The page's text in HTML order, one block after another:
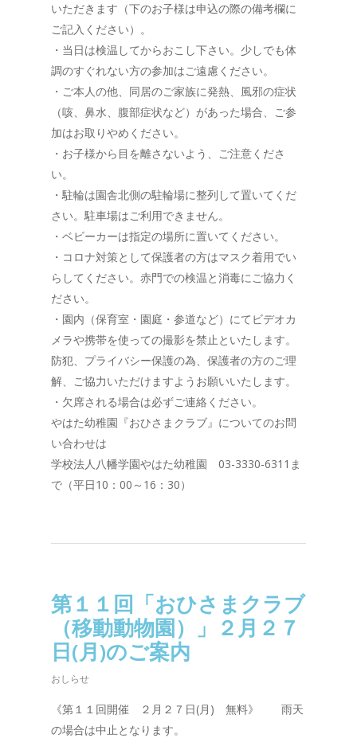
いただきます（下のお子様は申込の際の備考欄に
ご記入ください）。
・当日は検温してからおこし下さい。少しでも体
調のすぐれない方の参加はご遠慮ください。
・ご本人の他、同居のご家族に発熱、風邪の症状
（咳、鼻水、腹部症状など）があった場合、ご参
加はお取りやめください。
・お子様から目を離さないよう、ご注意くださ
い。
・駐輪は園舎北側の駐輪場に整列して置いてくだ
さい。駐車場はご利用できません。
・ベビーカーは指定の場所に置いてください。
・コロナ対策として保護者の方はマスク着用でい
らしてください。赤門での検温と消毒にご協力く
ださい。
・園内（保育室・園庭・参道など）にてビデオカ
メラや携帯を使っての撮影を禁止といたします。
防犯、プライバシー保護の為、保護者の方のご理
解、ご協力いただけますようお願いいたします。
・欠席される場合は必ずご連絡ください。
やはた幼稚園『おひさまクラブ』についてのお問
い合わせは
学校法人八幡学園やはた幼稚園 03-3330-6311ま
で（平日10：00～16：30）
第１１回「おひさまクラブ
（移動動物園）」２月２７
日(月)のご案内
おしらせ
《第１１回開催 ２月２７日(月) 無料》 雨天
の場合は中止となります。